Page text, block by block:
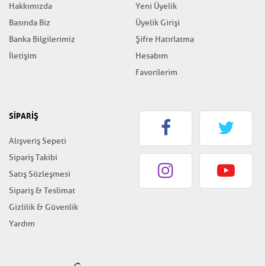
Hakkımızda
Basında Biz
Banka Bilgilerimiz
İletişim
Yeni Üyelik
Üyelik Girişi
Şifre Hatırlatma
Hesabım
Favorilerim
SİPARİŞ
Alışveriş Sepeti
Sipariş Takibi
Satış Sözleşmesi
Sipariş & Teslimat
Gizlilik & Güvenlik
Yardım